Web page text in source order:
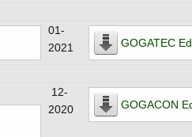
01-
2021
GOGATEC
12-
2020
GOGACON